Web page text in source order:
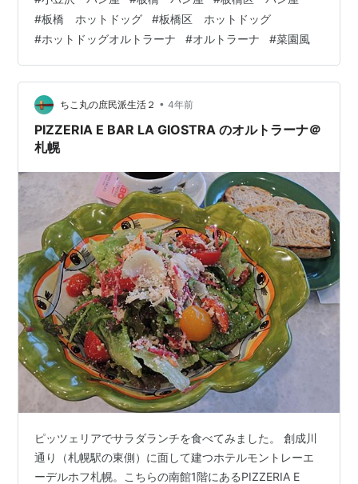
に。平日はおとなしいのかな…。18時前だとまだ、みん
なメシ食う時間じゃないか。飲み屋が多いから、家で食
う人は少ないのか。18時前に注文あったからいいけど。
普段は北区なんかには来ない。自分のテリトリーの範囲
外だったが。板橋区から、浮間船…
#板橋 ホットドッグ #板橋区 ホットドッグ
#ホットドッグオルトラーナ #オルトラーナ #菜園風
ちこ丸の庶民派生活２ • 4年前
PIZZERIA E BAR LA GIOSTRA のオルトラーナ＠
札幌
ピッツェリアでサラダランチを食べてみました。 創成川
通り（札幌駅の東側）に面して建つホテルモントレーエ
ーデルホフ札幌。こちらの南館1階にあるPIZZERIA E